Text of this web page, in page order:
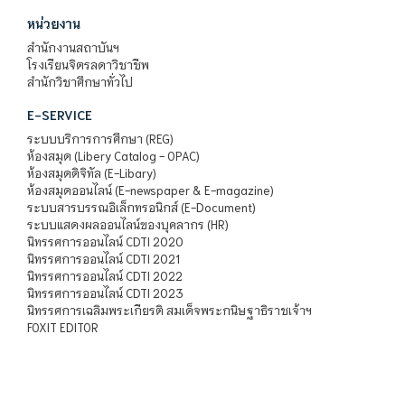
หน่วยงาน
สำนักงานสถาบันฯ
โรงเรียนจิตรลดาวิชาชีพ
สำนักวิชาศึกษาทั่วไป
E-SERVICE
ระบบบริการการศึกษา (REG)
ห้องสมุด (Libery Catalog - OPAC)
ห้องสมุดดิจิทัล (E-Libary)
ห้องสมุดออนไลน์ (E-newspaper & E-magazine)
ระบบสารบรรณอิเล็กทรอนิกส์ (E-Document)
ระบบแสดงผลออนไลน์ของบุคลากร (HR)
นิทรรศการออนไลน์ CDTI 2020
นิทรรศการออนไลน์ CDTI 2021
นิทรรศการออนไลน์ CDTI 2022
นิทรรศการออนไลน์ CDTI 2023
นิทรรศการเฉลิมพระเกียรติ สมเด็จพระกนิษฐาธิราชเจ้าฯ
FOXIT EDITOR